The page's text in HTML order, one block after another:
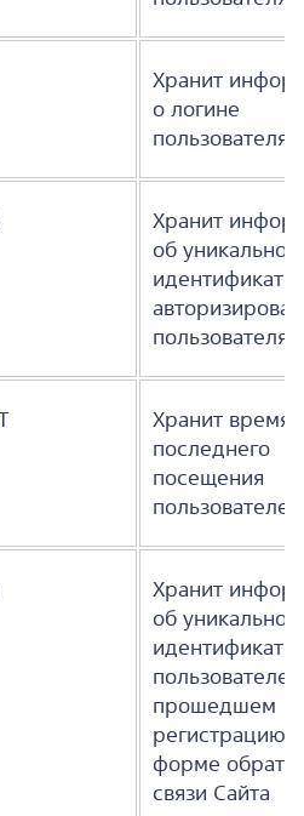
Хранит
о логине
пользователя
Хранит
об уникальном
пользователя
Хранит время
последнего
посещения
Хранит
об уникальном
пользователе
прошедшем
регистрацию в
форме
связи Сайта